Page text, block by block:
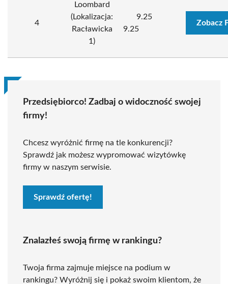
4
Loombard
(Lokalizacja:
Racławicka
1)
9.25
9.25
Zobacz
Przedsiębiorco! Zadbaj o widoczność swojej
firmy!
Chcesz wyróżnić firmę na tle konkurencji?
Sprawdź jak możesz wypromować wizytówkę
firmy w naszym serwisie.
Sprawdź ofertę!
Znalazłeś swoją firmę w rankingu?
Twoja firma zajmuje miejsce na podium w
rankingu? Wyróżnij się i pokaż swoim klientom, że